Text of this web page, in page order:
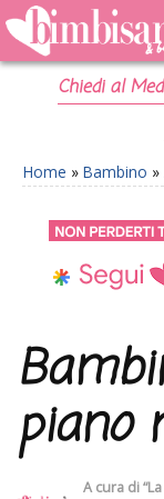
Chiedi al
Home » Bambino »
piano
A cura di